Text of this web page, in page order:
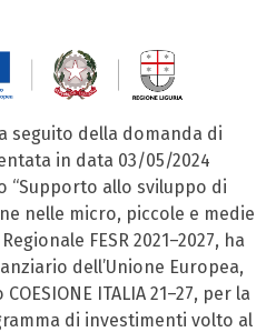
a seguito della domanda di
in data 03/05/2024
“Supporto allo sviluppo di
nelle micro, piccole e medie
FESR 2021–2027, ha
dell’Unione Europea,
ITALIA 21–27, per la
di investimenti volto al